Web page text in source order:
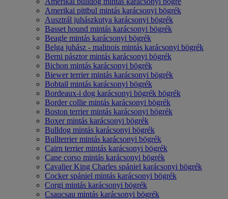
Amerikai pittbul mintás karácsonyi bögrék
Ausztrál juhászkutya karácsonyi bögrék
Basset hound mintás karácsonyi bögrék
Beagle mintás karácsonyi bögrék
Belga juhász - malinois mintás karácsonyi bögrék
Berni pásztor mintás karácsonyi bögrék
Bichon mintás karácsonyi bögrék
Biewer terrier mintás karácsonyi bögrék
Bobtail mintás karácsonyi bögrék
Bordeaux-i dog karácsonyi bögrék bögrék
Border collie mintás karácsonyi bögrék
Boston terrier mintás karácsonyi bögrék
Boxer mintás karácsonyi bögrék
Bulldog mintás karácsonyi bögrék
Bullterrier mintás karácsonyi bögrék
Cairn terrier mintás karácsonyi bögrék
Cane corso mintás karácsonyi bögrék
Cavalier King Charles spániel karácsonyi bögrék
Cocker spániel mintás karácsonyi bögrék
Corgi mintás karácsonyi bögrék
Csaucsau mintás karácsonyi bögrék